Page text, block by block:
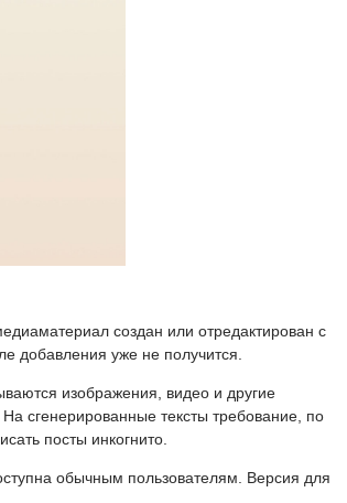
создан или отредактирован с
добавления уже не получится.
изображения, видео и другие
сгенерированные тексты требование, по
посты инкогнито.
обычным пользователям. Версия для